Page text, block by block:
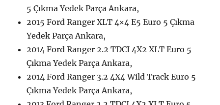
5 Çıkma Yedek Parça Ankara,
2015 Ford Ranger XLT 4×4 E5 Euro 5 Çıkma
Yedek Parça Ankara,
2014 Ford Ranger 2.2 TDCI 4X2 XLT Euro 5
Çıkma Yedek Parça Ankara,
2014 Ford Ranger 3.2 4X4 Wild Track Euro 5
Çıkma Yedek Parça Ankara,